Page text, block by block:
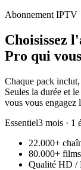
Abonnement IPTV
Choisissez
Pro qui
Chaque pack
Seules la durée et
vous vous engagez
Essentiel3 mois · 1
22.000+
80.000+
Qualité HD /